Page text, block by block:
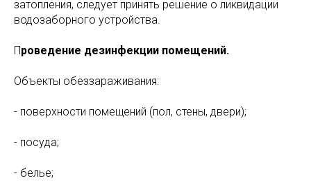
затопления, следует принять решение о ликвидации
водозаборного устройства.
Проведение дезинфекции помещений.
Объекты обеззараживания:
- поверхности помещений (пол, стены, двери);
- посуда;
- белье;